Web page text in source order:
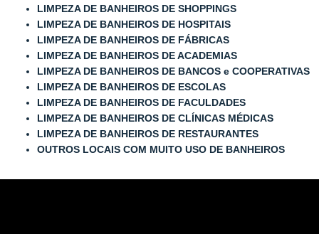
LIMPEZA DE BANHEIROS DE SHOPPINGS
LIMPEZA DE BANHEIROS DE HOSPITAIS
LIMPEZA DE BANHEIROS DE FÁBRICAS
LIMPEZA DE BANHEIROS DE ACADEMIAS
LIMPEZA DE BANHEIROS DE BANCOS e COOPERATIVAS
LIMPEZA DE BANHEIROS DE ESCOLAS
LIMPEZA DE BANHEIROS DE FACULDADES
LIMPEZA DE BANHEIROS DE CLÍNICAS MÉDICAS
LIMPEZA DE BANHEIROS DE RESTAURANTES
OUTROS LOCAIS COM MUITO USO DE BANHEIROS